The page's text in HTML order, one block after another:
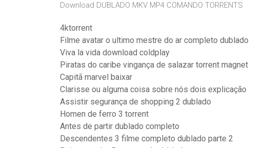
Download DUBLADO MKV MP4 COMANDO TORRENTS
4ktorrent
Filme avatar o ultimo mestre do ar completo dublado
Viva la vida download coldplay
Piratas do caribe vingança de salazar torrent magnet
Capitã marvel baixar
Clarisse ou alguma coisa sobre nós dois explicação
Assistir segurança de shopping 2 dublado
Homen de ferro 3 torrent
Antes de partir dublado completo
Descendentes 3 filme completo dublado parte 2